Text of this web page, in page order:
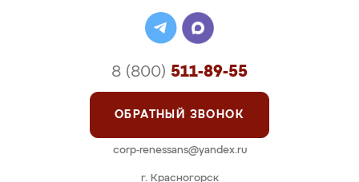
г. Красногорск
8 (800) 511-89-55
ОБРАТНЫЙ ЗВОНОК
corp-renessans@yandex.ru